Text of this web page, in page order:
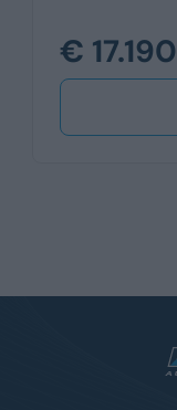
€ 17.190